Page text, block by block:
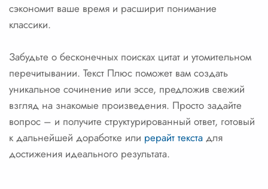
сэкономит ваше время и расширит понимание
классики.
Забудьте о бесконечных поисках цитат и утомительном
перечитывании. Текст Плюс поможет вам создать
уникальное сочинение или эссе, предложив свежий
взгляд на знакомые произведения. Просто задайте
вопрос – и получите структурированный ответ, готовый
к дальнейшей доработке или рерайт текста для
достижения идеального результата.